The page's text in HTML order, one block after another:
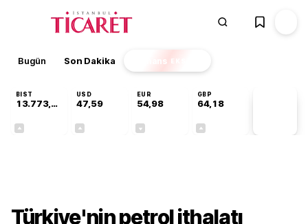
Bugün Son Dakika Finans EKSTRA
BIST
13.773,24
USD
47,59
EUR
54,98
GBP
64,18
Türkiye'nin petrol ithalatı